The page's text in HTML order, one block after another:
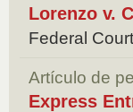
Lorenzo v.
Federal Court
Artículo de
Express